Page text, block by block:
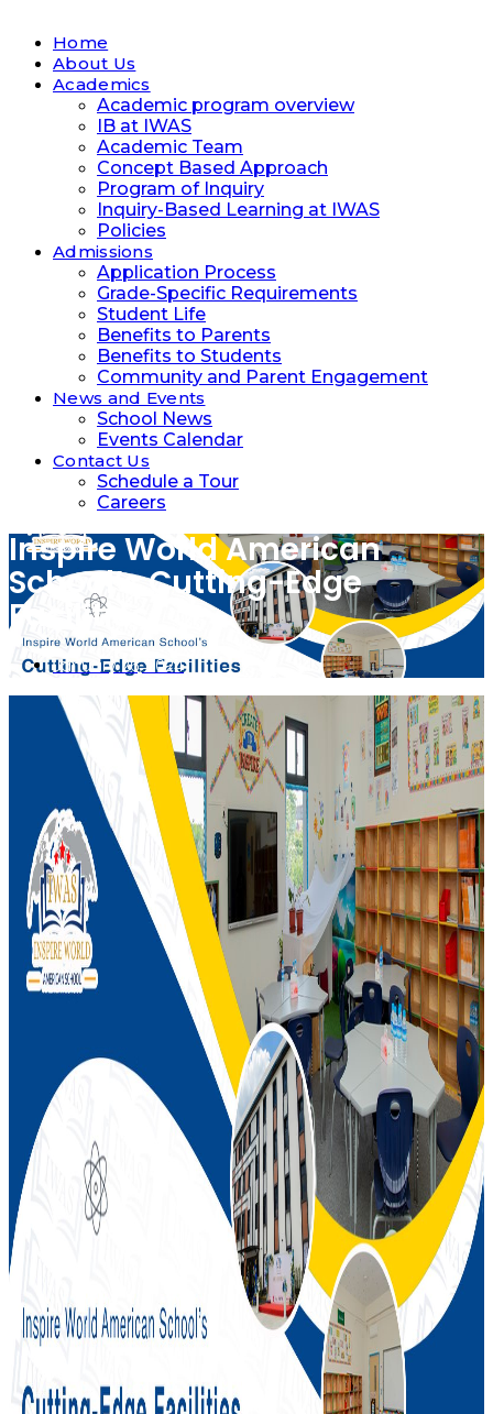
Home
About Us
Academics
Academic program overview
IB at IWAS
Academic Team
Concept Based Approach
Program of Inquiry
Inquiry-Based Learning at IWAS
Policies
Admissions
Application Process
Grade-Specific Requirements
Student Life
Benefits to Parents
Benefits to Students
Community and Parent Engagement
News and Events
School News
Events Calendar
Contact Us
Schedule a Tour
Careers
Inspire World American
School’s Cutting-Edge
Facilities
January 26, 2024